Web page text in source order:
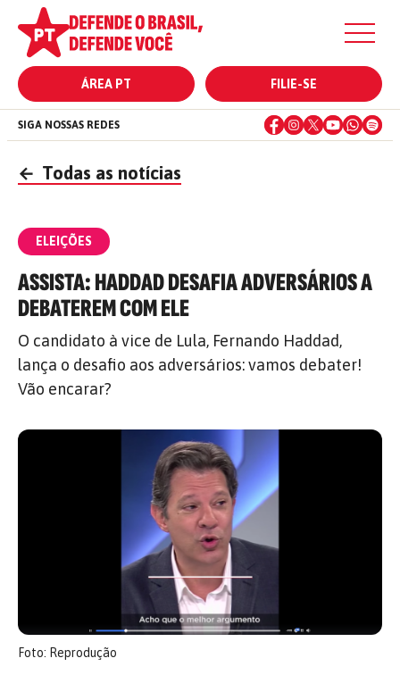
ÁREA PT FILIE-SE
SIGA NOSSAS REDES
← Todas as notícias
ELEIÇÕES
ASSISTA: HADDAD DESAFIA ADVERSÁRIOS A
DEBATEREM COM ELE
O candidato à vice de Lula, Fernando Haddad,
lança o desafio aos adversários: vamos debater!
Vão encarar?
Foto: Reprodução